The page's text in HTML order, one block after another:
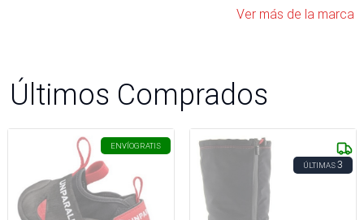
Ver más de la marca
Últimos Comprados
ENVÍOGRATIS
ÚLTIMAS3